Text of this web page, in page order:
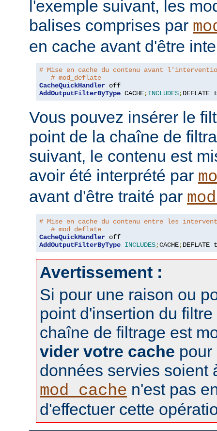
l'exemple suivant, les
balises comprises par
en cache avant d'être
# Mise en cache du contenu avant
# mod_deflate
CacheQuickHandler
AddOutputFilterByType CACHE;INCLUDES;DEFLATE
Vous pouvez insérer le
point de la chaîne de
suivant, le contenu est
avoir été interprété par
avant d'être traité par
# Mise en cache du contenu entre les
# mod_deflate
CacheQuickHandler
AddOutputFilterByType INCLUDES;CACHE;DEFLATE
Avertissement :
Si pour une raison ou
point d'insertion du filtre
chaîne de filtrage est
vider votre cache pour
données servies soient
mod_cache n'est pas
d'effectuer cette